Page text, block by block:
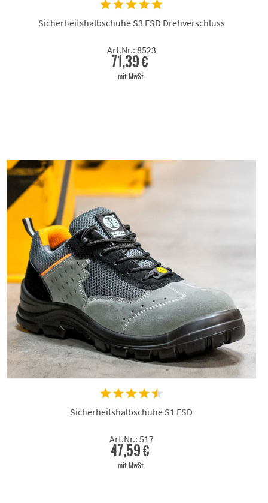
Sicherheitshalbschuhe S3 ESD Drehverschluss
Art.Nr.: 8523
71,39 €
mit MwSt.
Sicherheitshalbschuhe S1 ESD
Art.Nr.: 517
47,59 €
mit MwSt.